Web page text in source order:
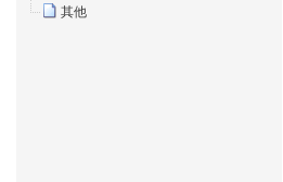
其他